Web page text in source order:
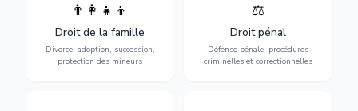
👨‍👩‍👧‍👦
Droit de la famille
Divorce, adoption, succession,
protection des mineurs
Divorce, garde d'enfants,
adoption, succession et
protection des personnes
vulnérables.
⚖️
Droit pénal
Défense pénale, procédures
criminelles et correctionnelles
Expertise en matière pénale,
vue jusqu'au procès, pour
toute affaire correctionnelle
ou criminelle.